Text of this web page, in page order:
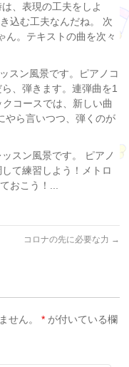
、表現の工夫をしよ
込む工夫なんだね。 次
ん。テキストの曲を次々
スン風景です。ピアノコ
、弾きます。連弾曲を1
コースでは、新しい曲
やら言いつつ、弾くのが
スン風景です。 ピアノ
て練習しよう！メトロ
おこう！...
コロナの先に必要な力 →
せん。 * が付いている欄